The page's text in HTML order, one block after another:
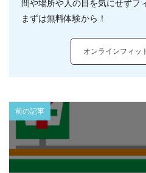
間や場所や人の目を気にせずフ
まずは無料体験から！
オンラインフィッ
前の記事